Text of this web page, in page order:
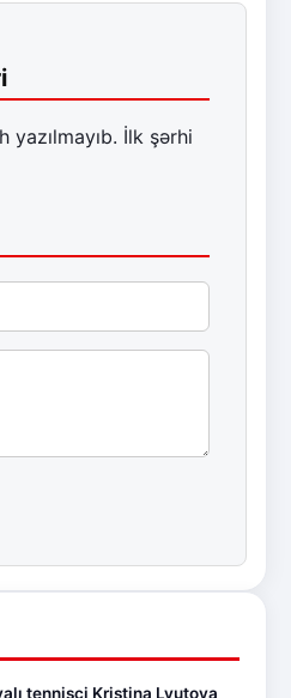
yazılmayıb. İlk şərhi
tennisçi Kristina Lyutova